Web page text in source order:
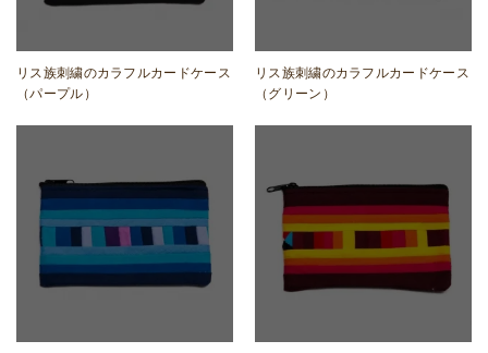
リス族刺繍のカラフルカードケース
（パープル）
リス族刺繍のカラフルカードケース
（グリーン）